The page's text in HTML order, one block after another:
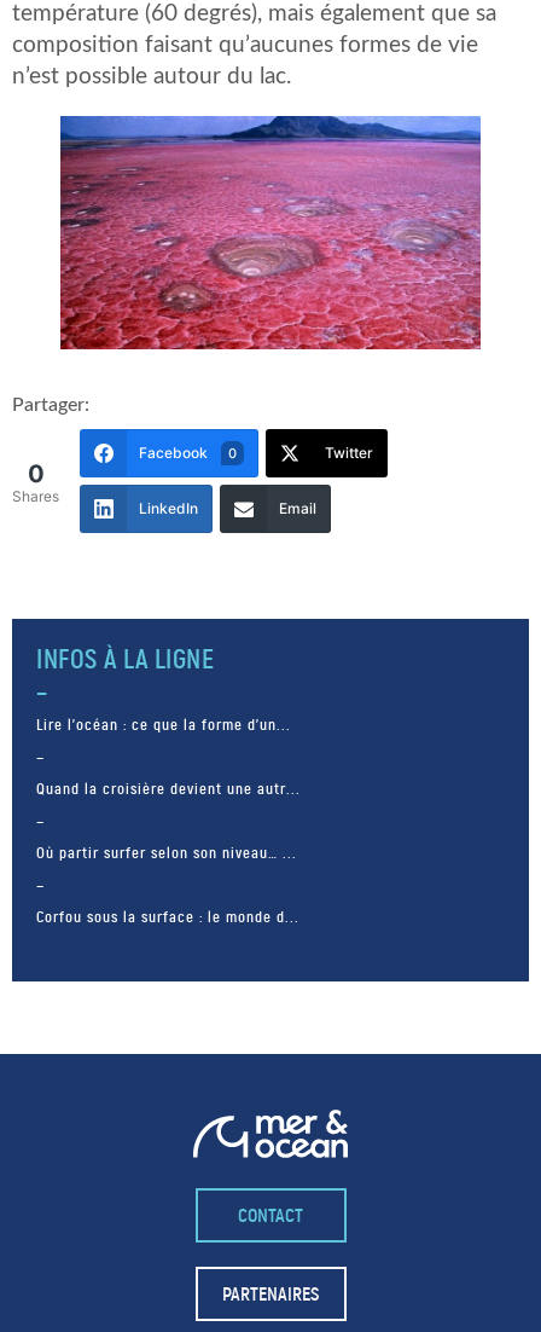
température (60 degrés), mais également que sa
composition faisant qu’aucunes formes de vie
n’est possible autour du lac.
Partager:
0
Shares
Facebook 0 Twitter
LinkedIn Email
INFOS À LA LIGNE
Lire l’océan : ce que la forme d’un...
Quand la croisière devient une autr...
Où partir surfer selon son niveau… ...
Corfou sous la surface : le monde d...
– FACEBOOK –
POUR LIKER
TA MER
CONTACT
PARTENAIRES